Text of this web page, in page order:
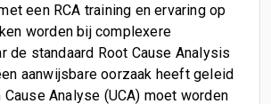
een RCA training en ervaring op
worden bij complexere
de standaard Root Cause Analysis
aanwijsbare oorzaak heeft geleid
Cause Analyse (UCA) moet worden